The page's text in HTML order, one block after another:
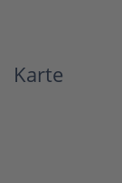
Karte